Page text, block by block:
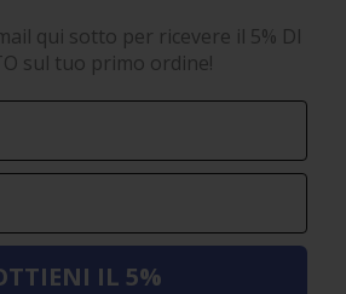
qui sotto per ricevere il 5% DI
sul tuo primo ordine!
IL 5%